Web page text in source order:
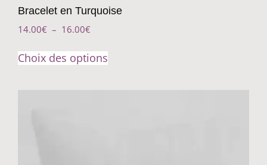
Bracelet en Turquoise
14.00€ – 16.00€
Choix des options